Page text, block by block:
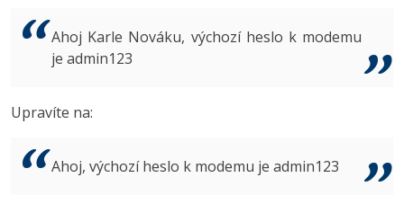
ASP.NET MVC
Best practices
MS-SQL
3D grafik
Copywriter
VB.NET
Algoritmy -41%
Copywriting
Inkscape
Ahoj Karle Nováku, výchozí heslo k modemu
je admin123
Upravíte na:
Ahoj, výchozí heslo k modemu je admin123